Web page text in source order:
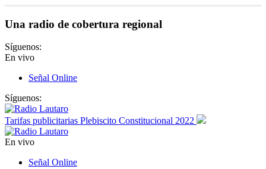
Una radio de cobertura regional
Síguenos:
En vivo
Señal Online
Síguenos:
Tarifas publicitarias Plebiscito Constitucional 2022
En vivo
Señal Online